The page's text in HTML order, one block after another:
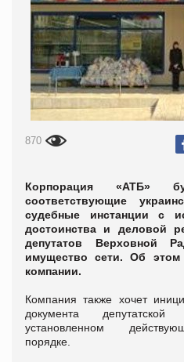
870
Корпорация «АТБ»
соответствующие
судебные инстанции с
достоинства и деловой
депутатов Верховной
имущество сети. Об этом
компании.
Компания также хочет
документа депутатской
установленном
порядке.